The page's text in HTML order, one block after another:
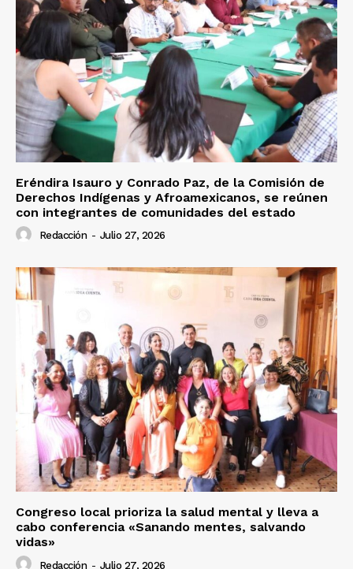
Eréndira Isauro y Conrado Paz, de la Comisión de
Derechos Indígenas y Afroamexicanos, se reúnen
con integrantes de comunidades del estado
Redacción - Julio 27, 2026
Congreso local prioriza la salud mental y lleva a
cabo conferencia «Sanando mentes, salvando
vidas»
Redacción - Julio 27, 2026